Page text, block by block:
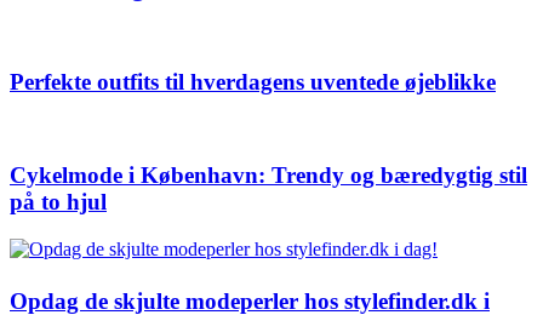
Perfekte outfits til hverdagens uventede øjeblikke
Cykelmode i København: Trendy og bæredygtig stil
på to hjul
Opdag de skjulte modeperler hos stylefinder.dk i